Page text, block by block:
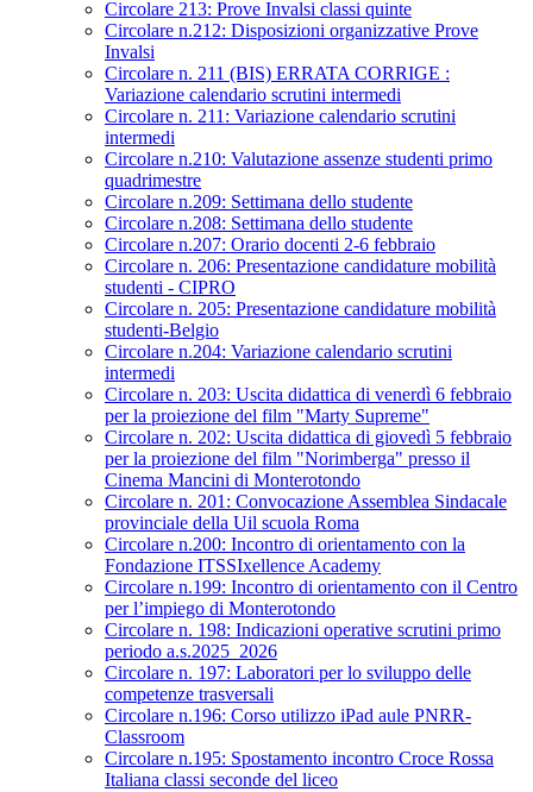
Circolare 213: Prove Invalsi classi quinte
Circolare n.212: Disposizioni organizzative Prove
Invalsi
Circolare n. 211 (BIS) ERRATA CORRIGE :
Variazione calendario scrutini intermedi
Circolare n. 211: Variazione calendario scrutini
intermedi
Circolare n.210: Valutazione assenze studenti primo
quadrimestre
Circolare n.209: Settimana dello studente
Circolare n.208: Settimana dello studente
Circolare n.207: Orario docenti 2-6 febbraio
Circolare n. 206: Presentazione candidature mobilità
studenti - CIPRO
Circolare n. 205: Presentazione candidature mobilità
studenti-Belgio
Circolare n.204: Variazione calendario scrutini
intermedi
Circolare n. 203: Uscita didattica di venerdì 6 febbraio
per la proiezione del film "Marty Supreme"
Circolare n. 202: Uscita didattica di giovedì 5 febbraio
per la proiezione del film "Norimberga" presso il
Cinema Mancini di Monterotondo
Circolare n. 201: Convocazione Assemblea Sindacale
provinciale della Uil scuola Roma
Circolare n.200: Incontro di orientamento con la
Fondazione ITSSIxellence Academy
Circolare n.199: Incontro di orientamento con il Centro
per l’impiego di Monterotondo
Circolare n. 198: Indicazioni operative scrutini primo
periodo a.s.2025_2026
Circolare n. 197: Laboratori per lo sviluppo delle
competenze trasversali
Circolare n.196: Corso utilizzo iPad aule PNRR-
Classroom
Circolare n.195: Spostamento incontro Croce Rossa
Italiana classi seconde del liceo